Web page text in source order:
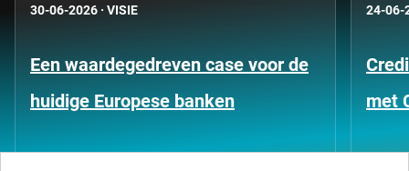
30-06-2026 · VISIE
Een waardegedreven case voor de
huidige Europese banken
24-06-
met